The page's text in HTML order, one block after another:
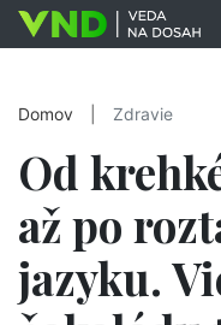
Domov Zdravie
Od
až po
jazyku.